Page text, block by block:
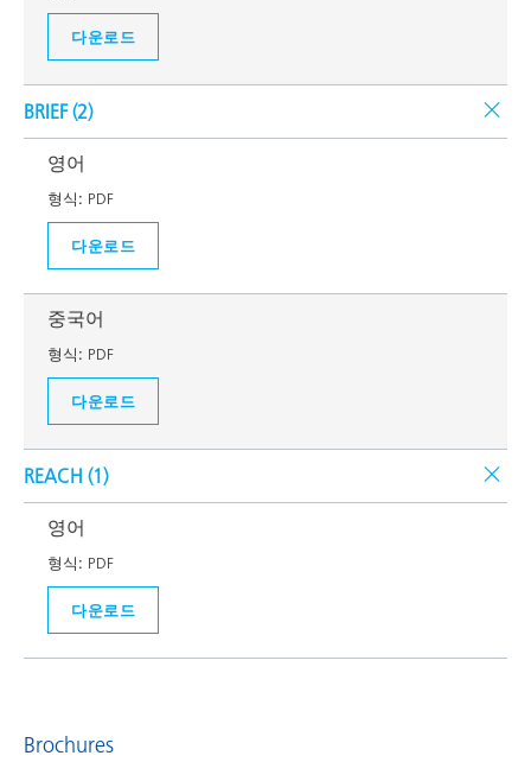
다운로드
BRIEF (2)
영어
형식: PDF
다운로드
중국어
형식: PDF
다운로드
REACH (1)
영어
형식: PDF
다운로드
Brochures